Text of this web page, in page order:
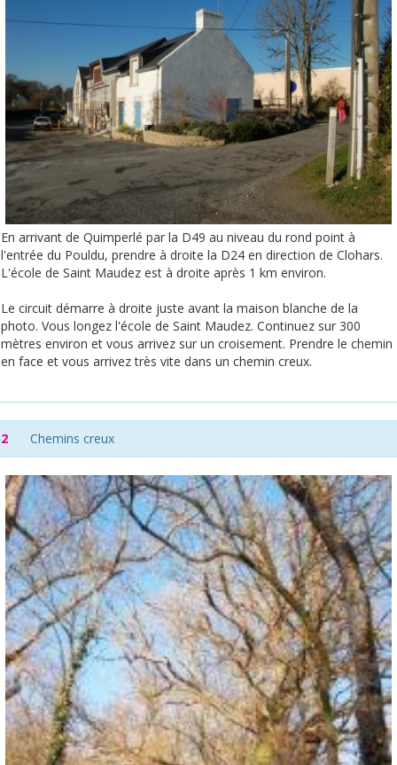
En arrivant de Quimperlé par la D49 au niveau du rond point à
l'entrée du Pouldu, prendre à droite la D24 en direction de Clohars.
L'école de Saint Maudez est à droite après 1 km environ.
Le circuit démarre à droite juste avant la maison blanche de la
photo. Vous longez l'école de Saint Maudez. Continuez sur 300
mètres environ et vous arrivez sur un croisement. Prendre le chemin
en face et vous arrivez très vite dans un chemin creux.
2 Chemins creux